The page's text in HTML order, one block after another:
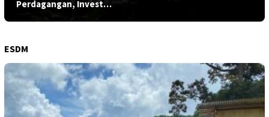
Perdagangan, Invest…
ESDM